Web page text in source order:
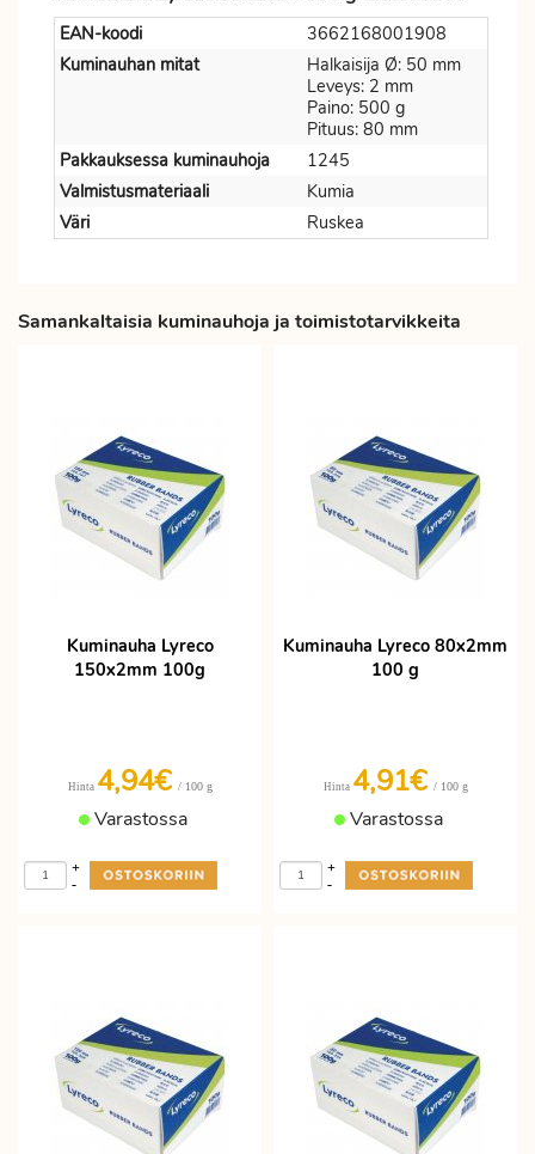
EAN-koodi
3662168001908
Kuminauhan mitat
Halkaisija Ø: 50 mm
Leveys: 2 mm
Paino: 500 g
Pituus: 80 mm
Pakkauksessa kuminauhoja
1245
Valmistusmateriaali
Kumia
Väri
Ruskea
Samankaltaisia kuminauhoja ja toimistotarvikkeita
Kuminauha Lyreco
150x2mm 100g
Hinta 4,94€ / 100 g
Varastossa
-
+
Kuminauha Lyreco 80x2mm
100 g
Hinta 4,91€ / 100 g
Varastossa
-
+